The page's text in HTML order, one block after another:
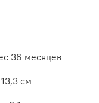
36 месяцев
13,3 см